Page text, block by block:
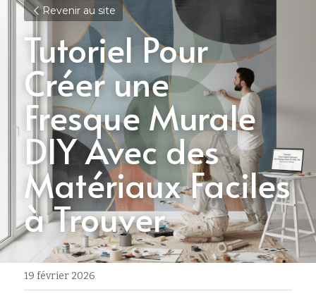
Revenir au site
Tutoriel Pour
Créer une
Fresque Murale
DIY Avec des
Matériaux Faciles
à Trouver
19 février 2026